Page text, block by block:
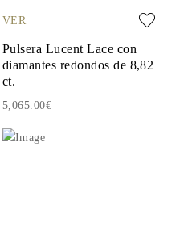
VER
Pulsera Lucent Lace con
diamantes redondos de 8,82
ct.
5,065.00€